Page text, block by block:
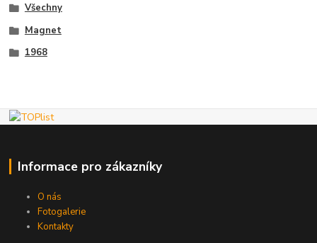
Všechny
Magnet
1968
Informace pro zákazníky
O nás
Fotogalerie
Kontakty